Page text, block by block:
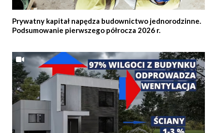
Prywatny kapitał napędza budownictwo jednorodzinne.
Podsumowanie pierwszego półrocza 2026 r.